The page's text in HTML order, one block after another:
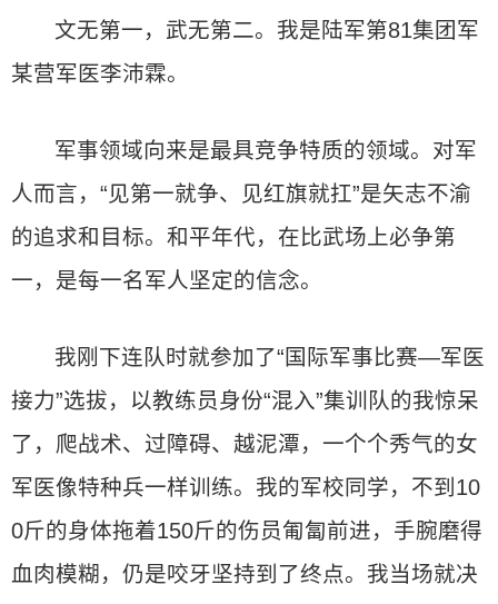
文无第一，武无第二。我是陆军第81集团军
某营军医李沛霖。
军事领域向来是最具竞争特质的领域。对军
人而言，“见第一就争、见红旗就扛”是矢志不渝
的追求和目标。和平年代，在比武场上必争第
一，是每一名军人坚定的信念。
我刚下连队时就参加了“国际军事比赛—军医
接力”选拔，以教练员身份“混入”集训队的我惊呆
了，爬战术、过障碍、越泥潭，一个个秀气的女
军医像特种兵一样训练。我的军校同学，不到10
0斤的身体拖着150斤的伤员匍匐前进，手腕磨得
血肉模糊，仍是咬牙坚持到了终点。我当场就决